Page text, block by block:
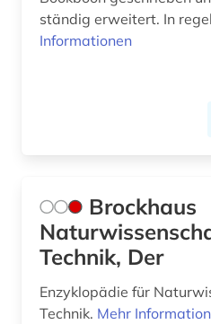
umwelt (2)
verzeichnis (1)
ständig erweitert. In
Informationen
Brockhaus
Technik, Der
Enzyklopädie für
Technik. Mehr